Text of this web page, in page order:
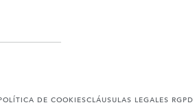
DE COOKIESCLÁUSULAS LEGALES RGPD